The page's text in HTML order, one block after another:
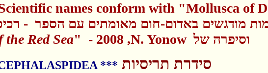
names conform with "Mollusca of
מודגשים באדום-חום מאומתים עם הספר -
the Red Sea" - 2008 ,N. Yonow
*** סידרת תריסיות